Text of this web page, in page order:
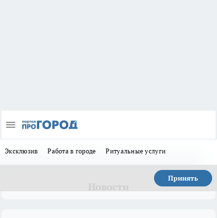
Эксклюзив Работа в городе Ритуальные услуги
Принять